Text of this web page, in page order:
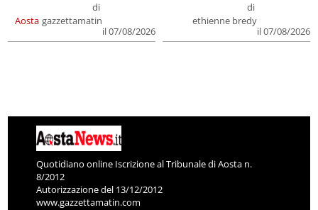
Aosta
di
gazzettamatin
il 07/08/2026
di
ethienne bredy
il 07/08/2026
Quotidiano online Iscrizione al Tribunale di Aosta n.
8/2012
Autorizzazione del 13/12/2012
www.gazzettamatin.com